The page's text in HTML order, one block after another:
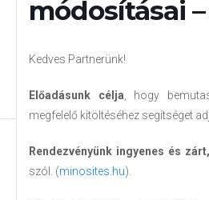
módosításai –
Kedves Partnerünk!
Előadásunk célja , hogy
megfelelő kitöltéséhez segítséget
Rendezvényünk ingyenes és zárt,
szól. (minosites.hu).